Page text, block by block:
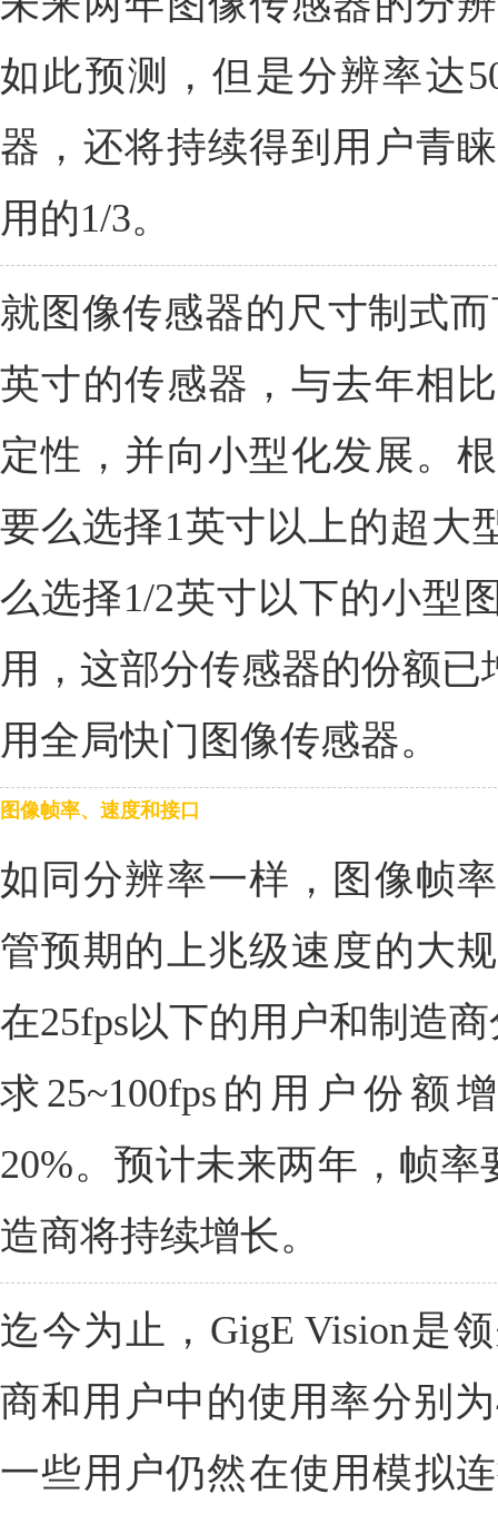
如此预测，但是分辨率达
器，还将持续得到用户青
用的1/3。
就图像传感器的尺寸制式
英寸的传感器，与去年相
定性，并向小型化发展。
要么选择1英寸以上的超大
么选择1/2英寸以下的小型
用，这部分传感器的份额
用全局快门图像传感器。
图像帧率、速度和接口
如同分辨率一样，图像帧
管预期的上兆级速度的大
在25fps以下的用户和制造
求25~100fps的用户份额
20%。预计未来两年，帧
造商将持续增长。
迄今为止，GigE Vision是
商和用户中的使用率分别
一些用户仍然在使用模拟